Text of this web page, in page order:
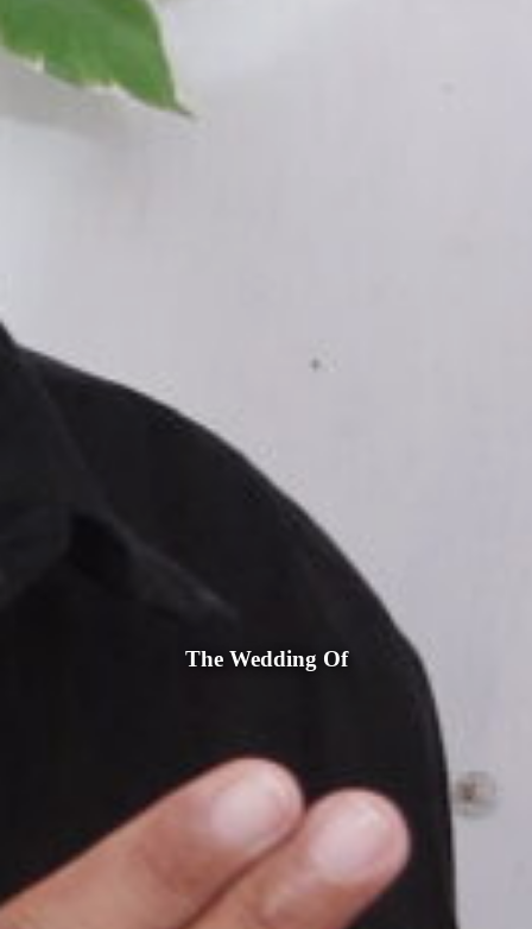
The Wedding Of